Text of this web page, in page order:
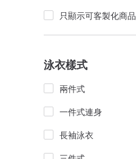
只顯示可客製化商品
泳衣樣式
兩件式
一件式連身
長袖泳衣